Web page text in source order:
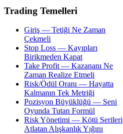
Trading Temelleri
Giriş — Tetiği Ne Zaman
Çekmeli
Stop Loss — Kayıpları
Birikmeden Kapat
Take Profit — Kazananı Ne
Zaman Realize Etmeli
Risk/Ödül Oranı — Hayatta
Kalmanın Tek Metriği
Pozisyon Büyüklüğü — Seni
Oyunda Tutan Formül
Risk Yönetimi — Kötü Serileri
Atlatan Alışkanlık Yığını